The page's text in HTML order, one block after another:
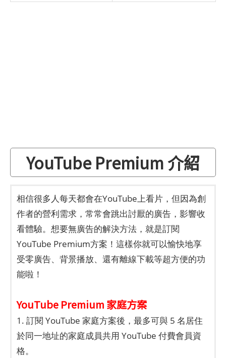
YouTube Premium 介紹
相信很多人每天都會在YouTube上看片，但因為創
作者的營利需求，常常會跳出討厭的廣告，影響收
看體驗。想要無廣告的解決方法，就是訂閱
YouTube Premium方案！這樣你就可以愉快地享
受零廣告、背景播放、還有離線下載等超方便的功
能啦！
YouTube Premium 家庭方案
1. 訂閱 YouTube 家庭方案後，最多可與 5 名居住
於同一地址的家庭成員共用 YouTube 付費會員資
格。